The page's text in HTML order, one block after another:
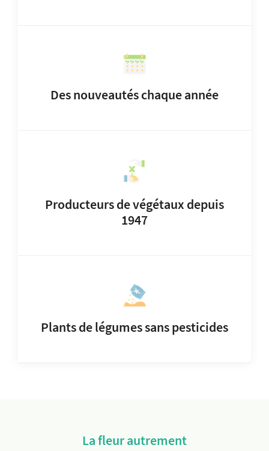
Des nouveautés chaque année
Producteurs de végétaux depuis
1947
Plants de légumes sans pesticides
La fleur autrement